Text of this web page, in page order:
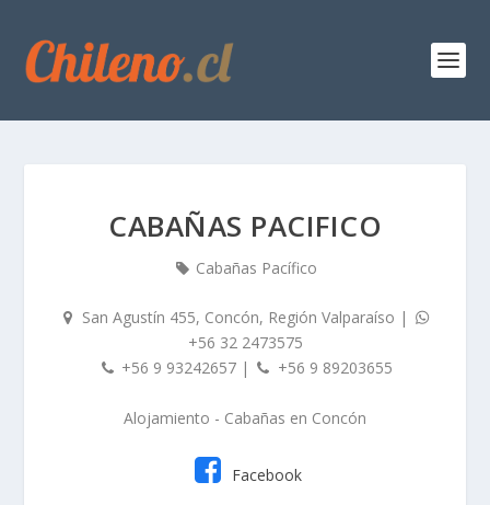
CABAÑAS PACIFICO
Cabañas Pacífico
San Agustín 455, Concón, Región Valparaíso |
+56 32 2473575
+56 9 93242657 | +56 9 89203655
Alojamiento - Cabañas en Concón
Facebook